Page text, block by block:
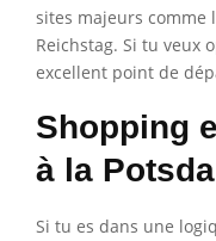
sites majeurs comme
Reichstag. Si tu veux
excellent point de
Shopping
à la
Si tu es dans une